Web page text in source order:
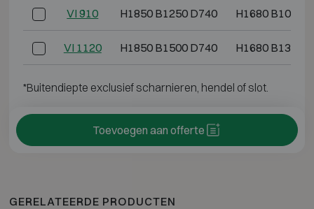
VI 910 H1850 B1250 D740 H1680 B1080
VI 1120 H1850 B1500 D740 H1680 B1330
*Buitendiepte exclusief scharnieren, hendel of slot.
Toevoegen aan offerte
GERELATEERDE PRODUCTEN